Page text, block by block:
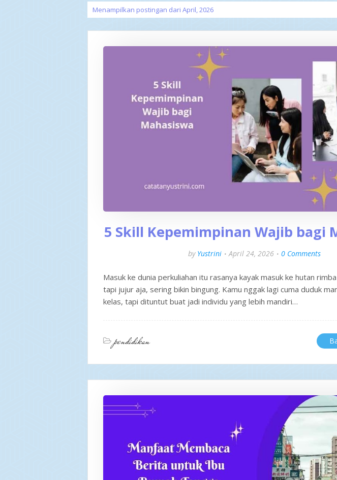
Menampilkan postingan dari April, 2026
5 Skill Kepemimpinan Wajib bagi
by Yustrini April 24, 2026 0 Comments
Masuk ke dunia perkuliahan itu rasanya kayak masuk ke hutan
tapi jujur aja, sering bikin bingung. Kamu nggak lagi cuma duduk
kelas, tapi dituntut buat jadi individu yang lebih mandiri…
pendidikan